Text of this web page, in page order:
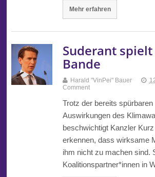
Mehr erfahren
Suderant
Bande
Harald "VinPei" Bauer
Comment
Trotz der bereits
Auswirkungen des
beschwichtigt Kanzler
erkennen, dass wirksame
ihm nicht zu machen sind.
Koalitionspartner*innen in